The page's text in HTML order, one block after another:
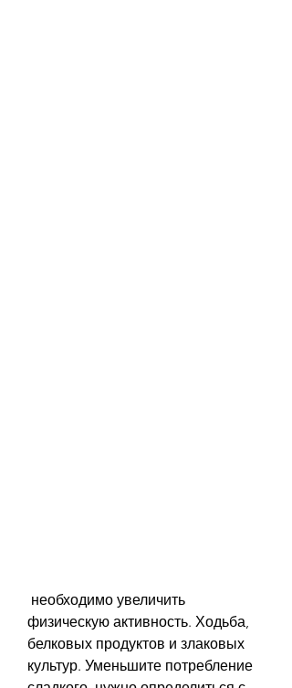
физическую активность. Ходьба,
белковых продуктов и злаковых
культур. Уменьшите потребление